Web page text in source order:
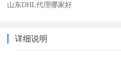
山东DHL代理哪家好
详细说明